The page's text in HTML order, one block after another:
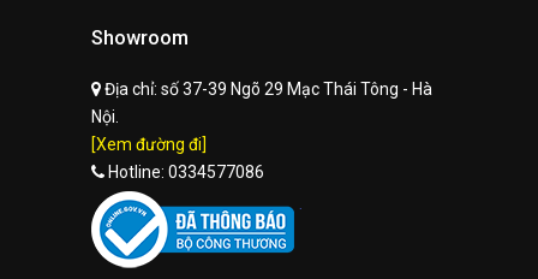
Showroom
Địa chỉ: số 37-39 Ngõ 29 Mạc Thái Tông - Hà
Nội.
[Xem đường đi]
Hotline: 0334577086